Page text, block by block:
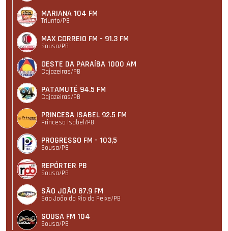
MARIANA 104 FM
Triunfo/PB
MAX CORREIO FM - 91.3 FM
Sousa/PB
OESTE DA PARAÍBA 1000 AM
Cajazeiras/PB
PATAMUTÉ 94.5 FM
Cajazeiras/PB
PRINCESA ISABEL 92.5 FM
Princesa Isabel/PB
PROGRESSO FM - 103,5
Sousa/PB
REPÓRTER PB
Sousa/PB
SÃO JOÃO 87.9 FM
São João do Rio do Peixe/PB
SOUSA FM 104
Sousa/PB